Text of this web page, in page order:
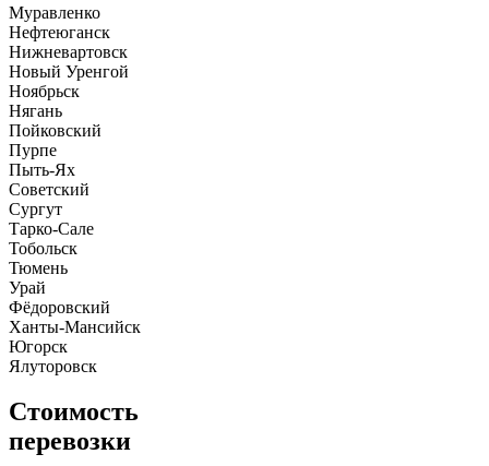
Муравленко
Нефтеюганск
Нижневартовск
Новый Уренгой
Ноябрьск
Нягань
Пойковский
Пурпе
Пыть-Ях
Советский
Сургут
Тарко-Сале
Тобольск
Тюмень
Урай
Фёдоровский
Ханты-Мансийск
Югорск
Ялуторовск
Стоимость
перевозки